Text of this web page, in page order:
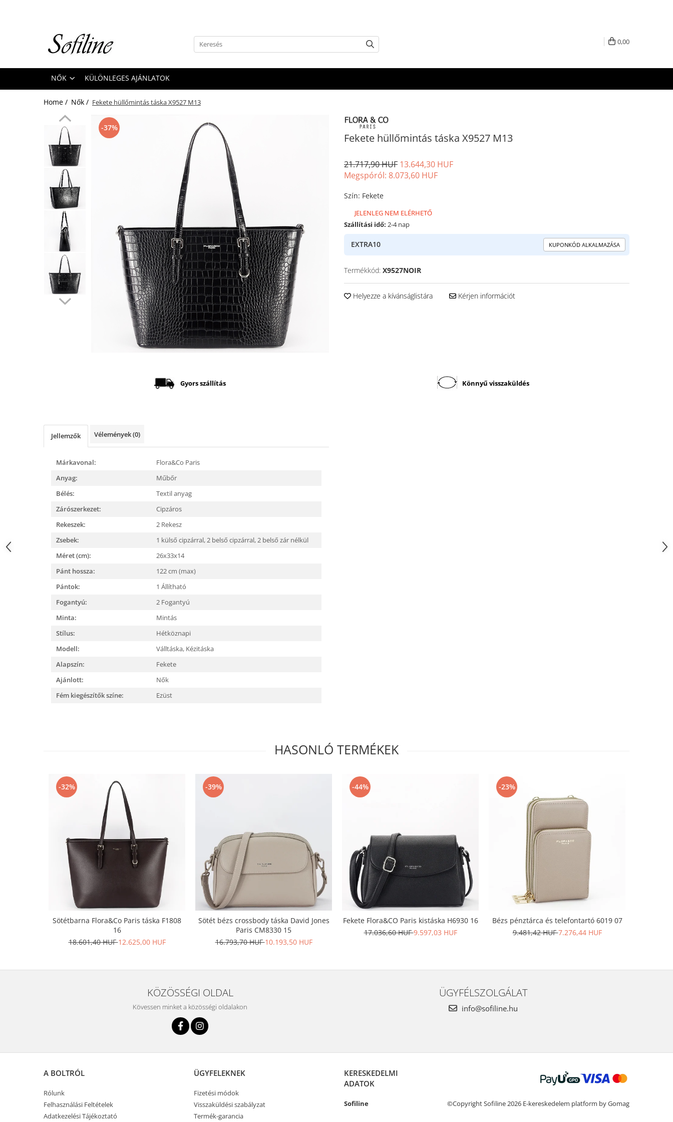
Táskák és retikülök
0,00
NŐK KÜLÖNLEGES AJÁNLATOK
Home / Nők / Fekete hüllőmintás táska X9527 M13
Fekete hüllőmintás táska X9527 M13
-37%
Facebook
21.717,90 HUF 13.644,30 HUF
Megspóról: 8.073,60 HUF
Szín: Fekete
JELENLEG NEM ELÉRHETŐ
Szállítási idő: 2-4 nap
EXTRA10 KUPONKÓD ALKALMAZÁSA
Termékkód: X9527NOIR
Helyezze a kívánságlistára Kérjen információt
Gyors szállítás Könnyű visszaküldés
Jellemzők Vélemények(0)
Márkavonal:
Flora&Co Paris
Anyag:
Műbőr
Bélés:
Textil anyag
Zárószerkezet:
Cipzáros
Rekeszek:
2 Rekesz
Zsebek:
1 külső cipzárral,2 belső cipzárral,2 belső zár nélkül
Méret (cm):
26x33x14
Pánt hossza:
122 cm (max)
Pántok:
1 Állítható
Fogantyú:
2 Fogantyú
Minta:
Mintás
Stílus:
Hétköznapi
Modell:
Válltáska, Kézitáska
Alapszín:
Fekete
Ajánlott:
Nők
Fém kiegészítők színe:
Ezüst
HASONLÓ TERMÉKEK
-32%
Sötétbarna Flora&Co Paris táska F1808
16
18.601,40 HUF12.625,00 HUF
-39%
Sötét bézs crossbody táska David Jones
Paris CM8330 15
16.793,70 HUF10.193,50 HUF
-44%
Fekete Flora&CO Paris kistáska H6930 16
17.036,60 HUF9.597,03 HUF
-23%
Bézs pénztárca és telefontartó 6019 07
9.481,42 HUF7.276,44 HUF
KÖZÖSSÉGI OLDAL
Kövessen minket a közösségi oldalakon
ÜGYFÉLSZOLGÁLAT
info@sofiline.hu
A BOLTRÓL
Rólunk
Felhasználási Feltételek
Adatkezelési Tájékoztató
ÜGYFELEKNEK
Fizetési módok
Visszaküldési szabályzat
Termék-garancia
KERESKEDELMI
ADATOK
Sofiline ©Copyright Sofiline 2026 E-kereskedelem platform by Gomag